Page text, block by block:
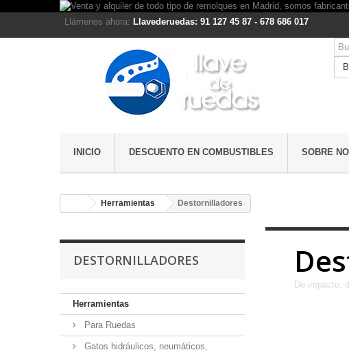
Llámenos ahora: Llavederuedas: 91 127 45 87 - 678 686 017
INICIO DESCUENTO EN COMBUSTIBLES SOBRE
Herramientas Destornilladores
DESTORNILLADORES
Herramientas
Para Ruedas
Gatos hidráulicos, neumáticos,
De impacto,